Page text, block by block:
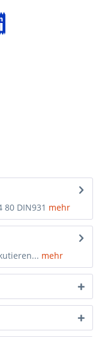
DIN931 mehr
mehr